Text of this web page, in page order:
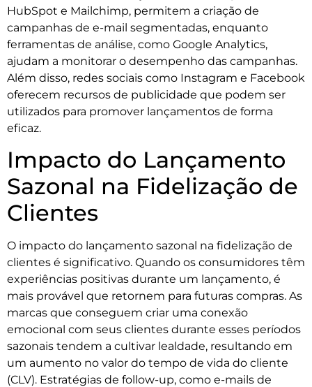
HubSpot e Mailchimp, permitem a criação de
campanhas de e-mail segmentadas, enquanto
ferramentas de análise, como Google Analytics,
ajudam a monitorar o desempenho das campanhas.
Além disso, redes sociais como Instagram e Facebook
oferecem recursos de publicidade que podem ser
utilizados para promover lançamentos de forma
eficaz.
Impacto do Lançamento
Sazonal na Fidelização de
Clientes
O impacto do lançamento sazonal na fidelização de
clientes é significativo. Quando os consumidores têm
experiências positivas durante um lançamento, é
mais provável que retornem para futuras compras. As
marcas que conseguem criar uma conexão
emocional com seus clientes durante esses períodos
sazonais tendem a cultivar lealdade, resultando em
um aumento no valor do tempo de vida do cliente
(CLV). Estratégias de follow-up, como e-mails de